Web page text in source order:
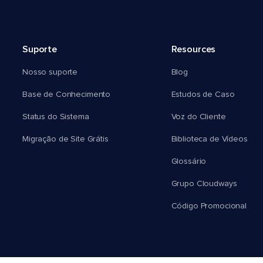
Suporte
Nosso suporte
Base de Conhecimento
Status do Sistema
Migração de Site Grátis
Resources
Blog
Estudos de Caso
Voz do Cliente
Biblioteca de Vídeos
Glossário
Grupo Cloudways
Código Promocional